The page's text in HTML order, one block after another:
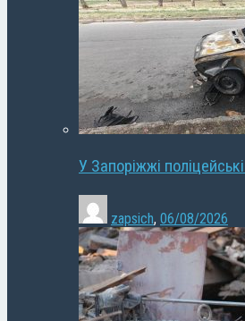
У Запоріжжі
zapsich, 06/08/2026